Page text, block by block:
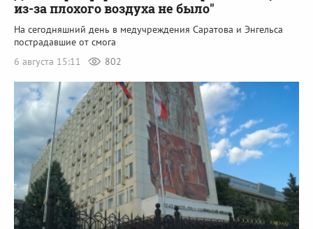
из-за плохого воздуха не было"
На сегодняшний день в медучреждения Саратова и Энгельса
пострадавшие от смога
6 августа 15:11
802